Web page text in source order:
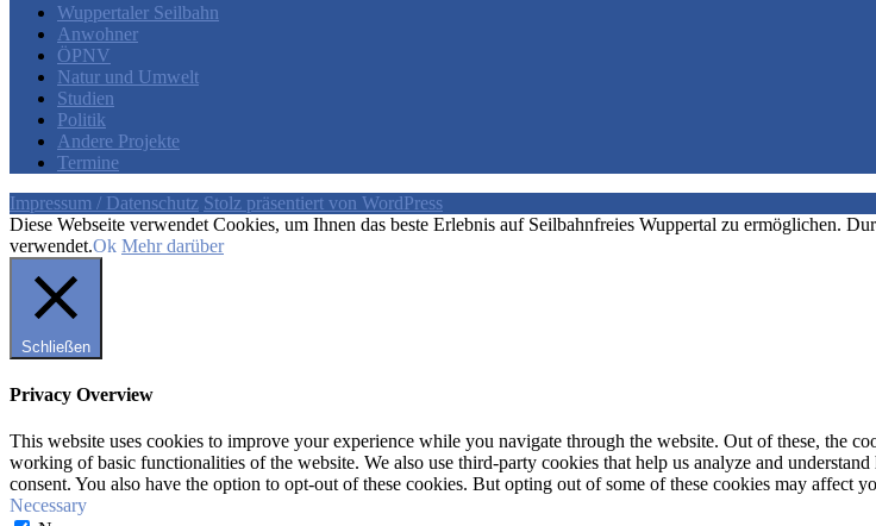
Wuppertaler Seilbahn
Anwohner
ÖPNV
Natur und Umwelt
Studien
Politik
Andere Projekte
Termine
Impressum / Datenschutz Stolz präsentiert von WordPress
Diese Webseite verwendet Cookies, um Ihnen das beste Erlebnis auf Seilbahnfreies Wuppertal zu ermöglichen.
verwendet.Ok Mehr darüber
Schließen
Privacy Overview
This website uses cookies to improve your experience while you navigate through the website. Out of these, the
working of basic functionalities of the website. We also use third-party cookies that help us analyze and
consent. You also have the option to opt-out of these cookies. But opting out of some of these cookies may affect
Necessary